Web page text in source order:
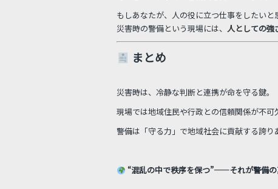
もしあなたが、人の役に立つ仕事をしたいと思
災害時の警備という現場には、 人としての強
まとめ
災害時は、冷静な判断と連携が命を守る鍵。
現場では地域住民や行政との信頼関係が不可
警備は「守る力」で地域社会に貢献する誇り
“混乱の中で秩序を保つ”――それが警備の